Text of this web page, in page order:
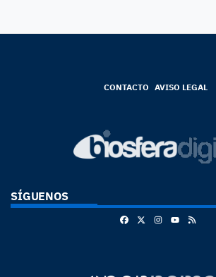
CONTACTO AVISO LEGAL
SÍGUENOS
FacebookInstagram